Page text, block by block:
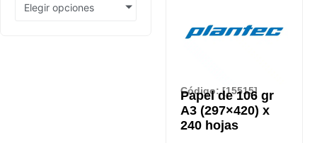
Elegir opciones
Código: [15515]
Papel de 106 gr
A3 (297×420) x
240 hojas